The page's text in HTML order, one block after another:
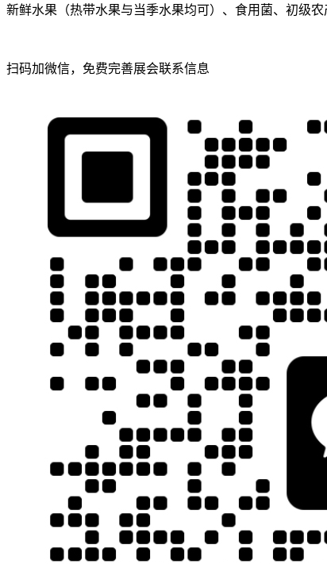
新鲜水果（热带水果与当季水果均可）、食用菌、初级
扫码加微信，免费完善展会联系信息